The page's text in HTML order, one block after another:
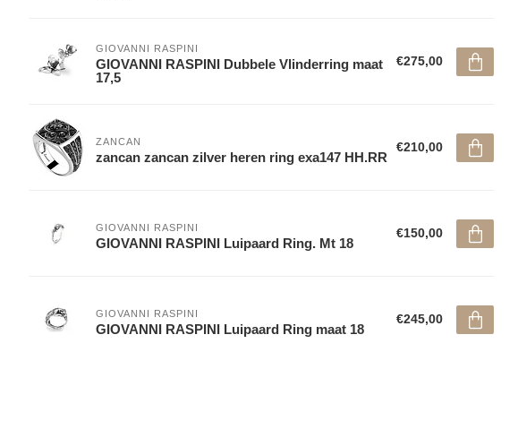
GIOVANNI RASPINI
GIOVANNI RASPINI Dubbele Vlinderring maat
17,5
€275,00
ZANCAN
zancan zancan zilver heren ring exa147 HH.RR
€210,00
GIOVANNI RASPINI
GIOVANNI RASPINI Luipaard Ring. Mt 18
€150,00
GIOVANNI RASPINI
GIOVANNI RASPINI Luipaard Ring maat 18
€245,00